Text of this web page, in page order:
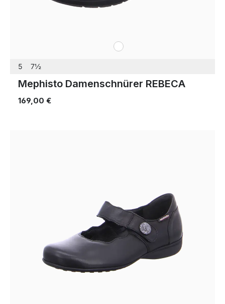
weiß
5 7½
Mephisto Damenschnürer REBECA
169,00 €